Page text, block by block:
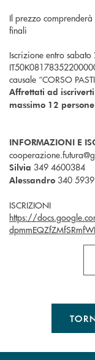
Il prezzo
finali
Iscrizione entro
causale “CORSO
Affrettati ad
massimo 12
INFORMAZIONI E
Silvia 349 4600384
Alessandro 340
ISCRIZIONI
https://